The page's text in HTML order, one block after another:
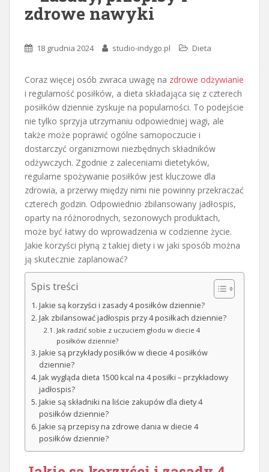
zdrowe nawyki
18 grudnia 2024 studio-indygo.pl Dieta
Coraz więcej osób zwraca uwagę na zdrowe odżywianie
i regularność posiłków, a dieta składająca się z czterech
posiłków dziennie zyskuje na popularności. To podejście
nie tylko sprzyja utrzymaniu odpowiedniej wagi, ale
także może poprawić ogólne samopoczucie i
dostarczyć organizmowi niezbędnych składników
odżywczych. Zgodnie z zaleceniami dietetyków,
regularne spożywanie posiłków jest kluczowe dla
zdrowia, a przerwy między nimi nie powinny przekraczać
czterech godzin. Odpowiednio zbilansowany jadłospis,
oparty na różnorodnych, sezonowych produktach,
może być łatwy do wprowadzenia w codzienne życie.
Jakie korzyści płyną z takiej diety i w jaki sposób można
ją skutecznie zaplanować?
Spis treści
Jakie są korzyści i zasady 4 posiłków dziennie?
Jak zbilansować jadłospis przy 4 posiłkach dziennie?
Jak radzić sobie z uczuciem głodu w diecie 4
posiłków dziennie?
Jakie są przykłady posiłków w diecie 4 posiłków
dziennie?
Jak wygląda dieta 1500 kcal na 4 posiłki – przykładowy
jadłospis?
Jakie są składniki na liście zakupów dla diety 4
posiłków dziennie?
Jakie są przepisy na zdrowe dania w diecie 4
posiłków dziennie?